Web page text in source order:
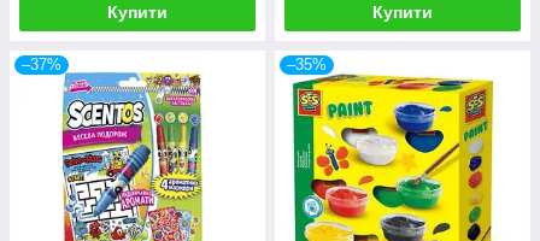
Купити Купити
–37% –35%